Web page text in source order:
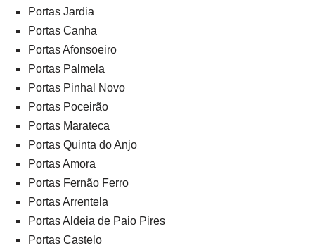
Portas Jardia
Portas Canha
Portas Afonsoeiro
Portas Palmela
Portas Pinhal Novo
Portas Poceirão
Portas Marateca
Portas Quinta do Anjo
Portas Amora
Portas Fernão Ferro
Portas Arrentela
Portas Aldeia de Paio Pires
Portas Castelo